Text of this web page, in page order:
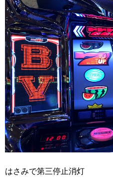
はさみで第三停止消灯